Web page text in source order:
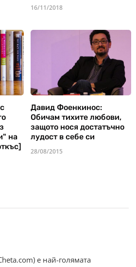
16/11/2018
на
Давид Фоенкинос:
Обичам тихите любови,
защото нося достатъчно
лудост в себе си
28/08/2015
е най-голямата